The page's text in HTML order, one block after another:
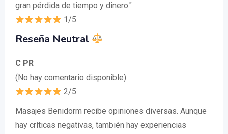
gran pérdida de tiempo y dinero."
1/5
Reseña Neutral
C PR
(No hay comentario disponible)
2/5
Masajes Benidorm recibe opiniones diversas. Aunque
hay críticas negativas, también hay experiencias